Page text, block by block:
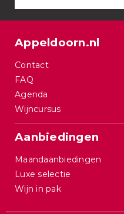
Appeldoorn.nl
Contact
FAQ
Agenda
Wijncursus
Aanbiedingen
Maandaanbiedingen
Luxe selectie
Wijn in pak